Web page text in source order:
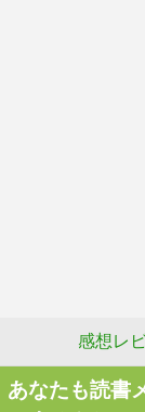
感想レ
あなたも読書